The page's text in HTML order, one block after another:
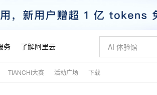
务 了解阿里云
TIANCHI大赛 活动广场 下载
惠 AI 场景体
计算器 配置报价
与 API 基础软件
产品伙伴 产品伙伴
增值服务 阿里云认证
实践 市场活动